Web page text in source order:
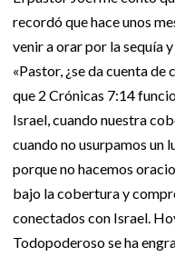
recordó que hace unos
venir a orar por la sequía
«Pastor, ¿se da cuenta
que 2 Crónicas 7:14
Israel, cuando nuestra
cuando no usurpamos un
porque no hacemos
bajo la cobertura y
conectados con Israel.
Todopoderoso se ha